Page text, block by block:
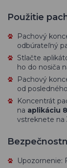
Použitie
Pachový
odbúrateľný
Stlačte
ho do nosiča
Pachový
od
Koncentrát
na aplikáciu
vstreknete na
Upozornenie: